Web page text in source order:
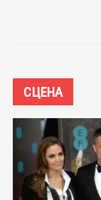
СЦЕНА